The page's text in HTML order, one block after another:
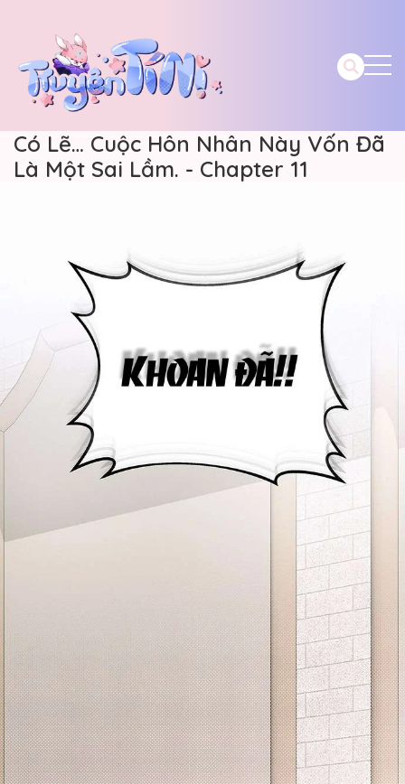
Có Lẽ… Cuộc Hôn Nhân Này Vốn Đã
Là Một Sai Lầm. - Chapter 11